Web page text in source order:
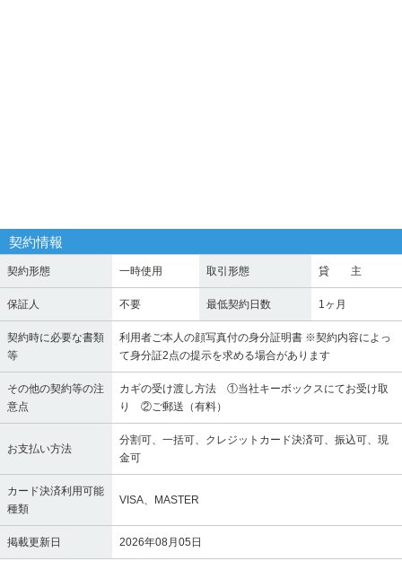
契約情報
契約形態 一時使用 取引形態 貸 主
保証人 不要 最低契約日数 1ヶ月
契約時に必要な書類
等
利用者ご本人の顔写真付の身分証明書 ※契約内容によっ
て身分証2点の提示を求める場合があります
その他の契約等の注
意点
カギの受け渡し方法 ①当社キーボックスにてお受け取
り ②ご郵送（有料）
お支払い方法
分割可、一括可、クレジットカード決済可、振込可、現
金可
カード決済利用可能
種類
VISA、MASTER
掲載更新日 2026年08月05日